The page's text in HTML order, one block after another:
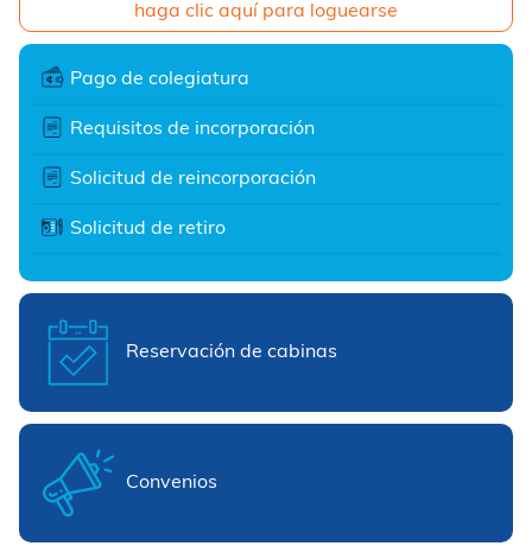
haga clic aquí para loguearse
Pago de colegiatura
Requisitos de incorporación
Solicitud de reincorporación
Solicitud de retiro
Reservación de cabinas
Convenios